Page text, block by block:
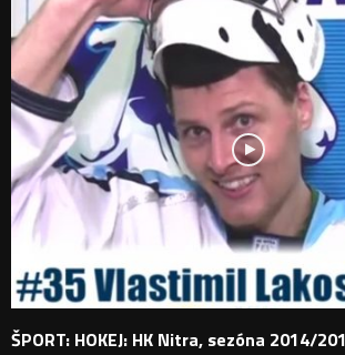
ŠPORT: HOKEJ: HK Nitra, sezóna 2014/